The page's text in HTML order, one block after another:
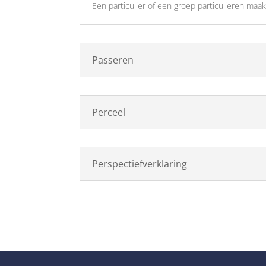
Een particulier of een groep particulieren
Passeren
Perceel
Perspectiefverklaring